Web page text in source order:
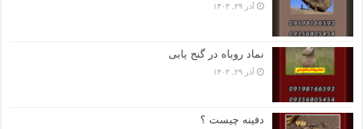
آذر ۲۹, ۱۴۰۳
نماد روباه در گنج یابی
آذر ۲۹, ۱۴۰۳
دفینه چیست ؟